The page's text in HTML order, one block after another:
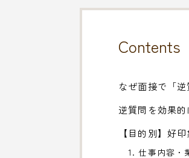
Contents
なぜ面接で「
逆質問を効果
【目的別】好
1. 仕事内容・